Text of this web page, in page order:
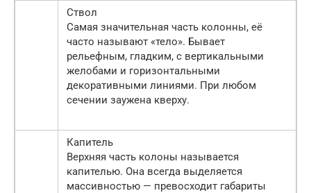
Ствол
Самая значительная часть колонны, её
часто называют «тело». Бывает
рельефным, гладким, с вертикальными
желобами и горизонтальными
декоративными линиями. При любом
сечении заужена кверху.
Капитель
Верхняя часть колоны называется
капителью. Она всегда выделяется
массивностью — превосходит габариты